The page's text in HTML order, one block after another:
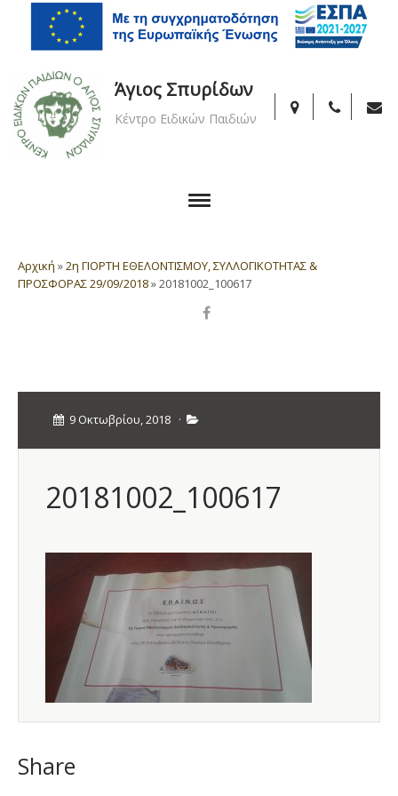
Άγιος Σπυρίδων
Κέντρο Ειδικών Παιδιών
Αρχική »2η ΓΙΟΡΤΗ ΕΘΕΛΟΝΤΙΣΜΟΥ, ΣΥΛΛΟΓΙΚΟΤΗΤΑΣ &
ΠΡΟΣΦΟΡΑΣ 29/09/2018»20181002_100617
9 Οκτωβρίου, 2018 ·
20181002_100617
Share